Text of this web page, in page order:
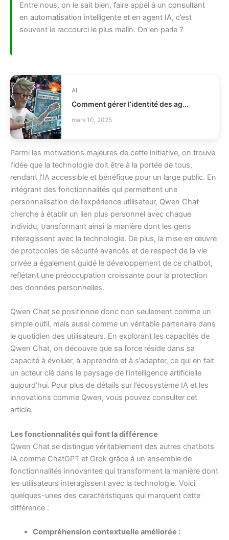
Entre nous, on le sait bien, faire appel à un consultant
en automatisation intelligente et en agent IA, c’est
souvent le raccourci le plus malin. On en parle ?
AI
Comment gérer l’identité des agents IA en production IAM ?
mars 10, 2025
Parmi les motivations majeures de cette initiative, on trouve
l’idée que la technologie doit être à la portée de tous,
rendant l’IA accessible et bénéfique pour un large public. En
intégrant des fonctionnalités qui permettent une
personnalisation de l’expérience utilisateur, Qwen Chat
cherche à établir un lien plus personnel avec chaque
individu, transformant ainsi la manière dont les gens
interagissent avec la technologie. De plus, la mise en œuvre
de protocoles de sécurité avancés et de respect de la vie
privée a également guidé le développement de ce chatbot,
reflétant une préoccupation croissante pour la protection
des données personnelles.
Qwen Chat se positionne donc non seulement comme un
simple outil, mais aussi comme un véritable partenaire dans
le quotidien des utilisateurs. En explorant les capacités de
Qwen Chat, on découvre que sa force réside dans sa
capacité à évoluer, à apprendre et à s’adapter, ce qui en fait
un acteur clé dans le paysage de l’intelligence artificielle
aujourd’hui. Pour plus de détails sur l’écosystème IA et les
innovations comme Qwen, vous pouvez consulter cet
article.
Les fonctionnalités qui font la différence
Qwen Chat se distingue véritablement des autres chatbots
IA comme ChatGPT et Grok grâce à un ensemble de
fonctionnalités innovantes qui transforment la manière dont
les utilisateurs interagissent avec la technologie. Voici
quelques-unes des caractéristiques qui marquent cette
différence :
Compréhension contextuelle améliorée :